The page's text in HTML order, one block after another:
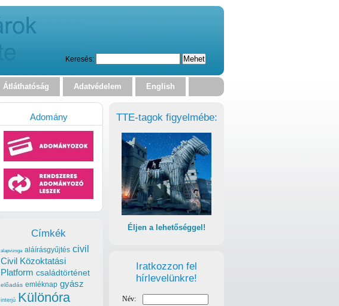
Keresés:
Átláthatóság Adatvédelem English
TTE-tagok figyelmébe:
Éljen a lehetőséggel!
Iratkozzon fel
hírlevelünkre!
Adomány
Címkék
alapvizsga aláírásgyűjtés civil
Civil Közoktatási
Platform családtörténet
előadás emléknap gyász
interjú Különóra